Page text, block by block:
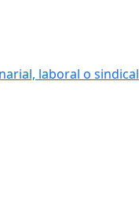
laboral o sindical